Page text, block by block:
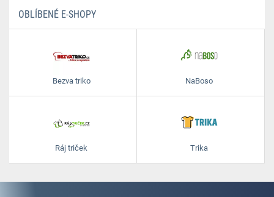
OBLÍBENÉ E-SHOPY
Bezva triko NaBoso
Ráj triček Trika